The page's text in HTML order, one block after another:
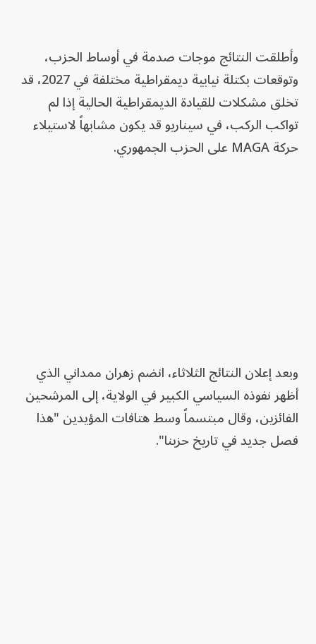
وأطلقت النتائج موجات صدمة في أوساط الحزب،
وتوقعات بكتلة نيابية ديمقراطية مختلفة في 2027، قد
تخلق مشكلات للقيادة الديمقراطية الحالية إذا لم
تواكب الركب، في سيناريو قد يكون مشابهاً لاستيلاء
حركة MAGA على الحزب الجمهوري.
وبعد إعلان النتائج الثلاثاء، انضم زهران ممداني الذي
أظهر نفوذه السياسي الكبير في الولاية، إلى المرشحين
الفائزين، وقال مبتسماً وسط هتافات المؤيدين "هذا
فصل جديد في تاريخ حزبنا".